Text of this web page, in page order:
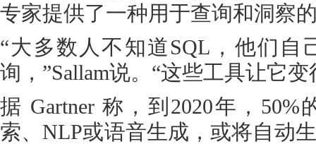
专家提供了一种用于查询和洞察
“大多数人不知道SQL，他们自
询，”Sallam说。“这些工具让它
据 Gartner 称，到2020年，
索、NLP或语音生成，或将自动